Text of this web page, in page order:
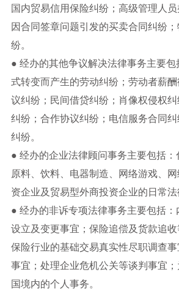
国内贸易信用保险纠纷；高级管理人员
因合同签章问题引发的买卖合同纠纷
纷。
● 经办的其他争议解决法律事务主要
式转变而产生的劳动纠纷；劳动者薪
议纠纷；民间借贷纠纷；肖像权侵权
纠纷；合作协议纠纷；电信服务合同
纠纷。
● 经办的企业法律顾问事务主要包括
原料、饮料、电器制造、网络游戏、
资企业及贸易型外商投资企业的日常法
● 经办的非诉专项法律事务主要包括
设立及变更事宜；保险追偿及货款追收
保险行业的基础交易真实性尽职调查
事宜；处理企业危机公关等谈判事宜
国境内的个人事务。